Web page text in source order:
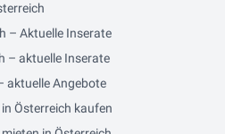
– Aktuelle Inserate
– aktuelle Inserate
aktuelle Angebote
Österreich kaufen